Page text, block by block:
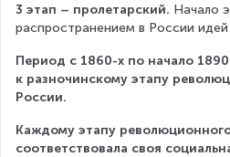
3 этап – пролетарский. Начало
распространением в России
Период с 1860-х по начало
к разночинскому этапу
России.
Каждому этапу
соответствовала своя